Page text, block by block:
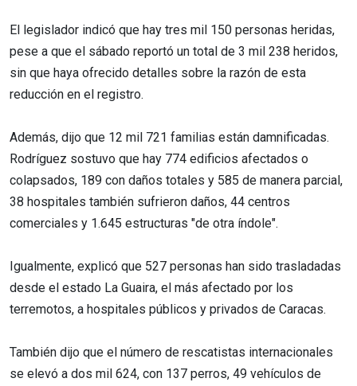
El legislador indicó que hay tres mil 150 personas heridas,
pese a que el sábado reportó un total de 3 mil 238 heridos,
sin que haya ofrecido detalles sobre la razón de esta
reducción en el registro.
Además, dijo que 12 mil 721 familias están damnificadas.
Rodríguez sostuvo que hay 774 edificios afectados o
colapsados, 189 con daños totales y 585 de manera parcial,
38 hospitales también sufrieron daños, 44 centros
comerciales y 1.645 estructuras "de otra índole".
Igualmente, explicó que 527 personas han sido trasladadas
desde el estado La Guaira, el más afectado por los
terremotos, a hospitales públicos y privados de Caracas.
También dijo que el número de rescatistas internacionales
se elevó a dos mil 624, con 137 perros, 49 vehículos de